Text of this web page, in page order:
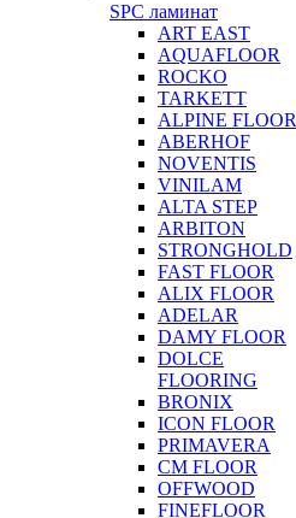
SPC ламинат
ART EAST
AQUAFLOOR
ROCKO
TARKETT
ALPINE FLOOR
ABERHOF
NOVENTIS
VINILAM
ALTA STEP
ARBITON
STRONGHOLD
FAST FLOOR
ALIX FLOOR
ADELAR
DAMY FLOOR
DOLCE
FLOORING
BRONIX
ICON FLOOR
PRIMAVERA
CM FLOOR
OFFWOOD
FINEFLOOR